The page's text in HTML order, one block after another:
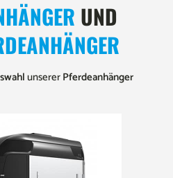
UND
unsererPferdeanhänger